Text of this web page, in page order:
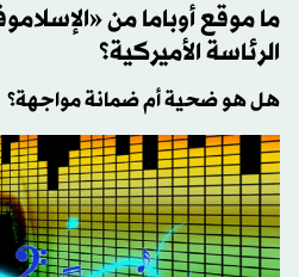
ما موقع أوباما من
الرئاسة الأميركية؟
هل هو ضحية أم ضمانة مواجهة؟